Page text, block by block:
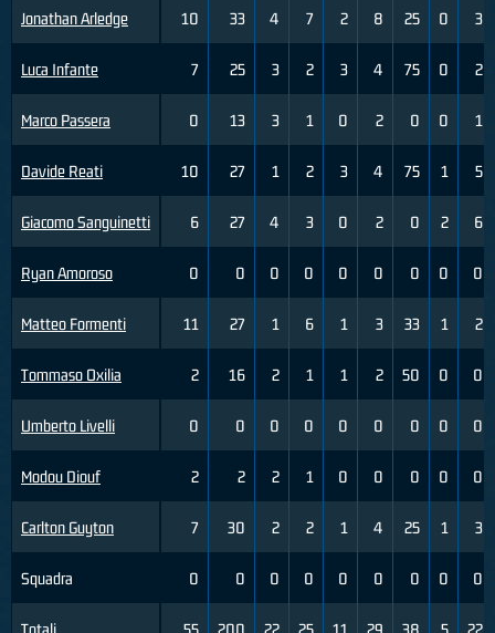
Jonathan Arledge
Luca Infante
Marco Passera
Davide Reati
Giacomo Sanguinetti
Ryan Amoroso
Matteo Formenti
Tommaso Oxilia
Umberto Livelli
Modou Diouf
Carlton Guyton
Squadra
10 33 4 7 2 8 25 0 3
7 25 3 2 3 4 75 0 2
0 13 3 1 0 2 0 0 1
10 27 1 2 3 4 75 1 5
6 27 4 3 0 2 0 2 6
0 0 0 0 0 0 0 0 0
11 27 1 6 1 3 33 1 2
2 16 2 1 1 2 50 0 0
0 0 0 0 0 0 0 0 0
2 2 2 1 0 0 0 0 0
7 30 2 2 1 4 25 1 3
0 0 0 0 0 0 0 0 0